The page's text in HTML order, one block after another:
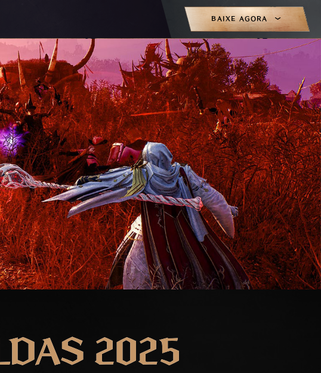
BAIXE AGORA
2025